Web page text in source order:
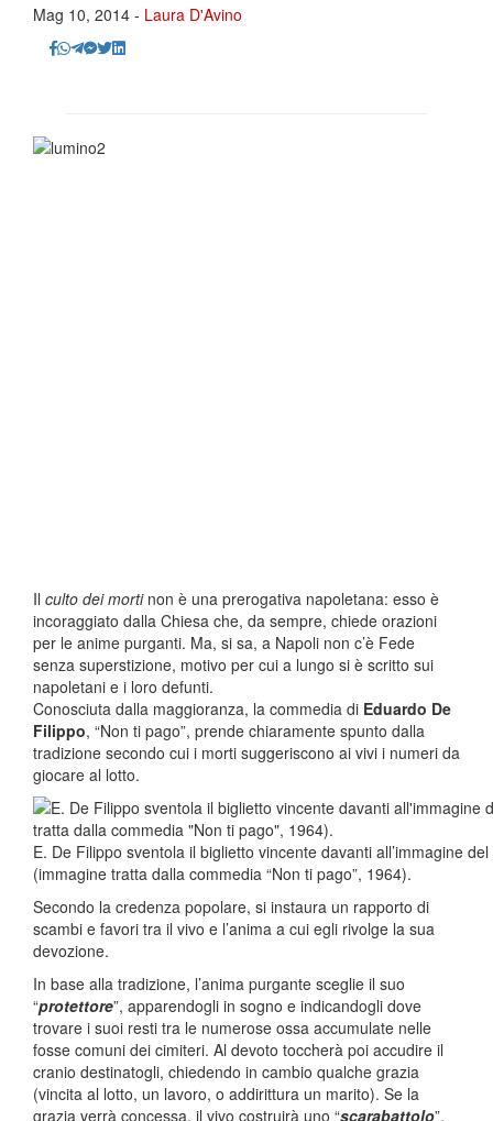
Mag 10, 2014 - Laura D'Avino
Il culto dei mortinon è una prerogativa napoletana: esso è
incoraggiato dalla Chiesa che, da sempre, chiede orazioni
per le anime purganti. Ma, si sa, a Napoli non c’è Fede
senza superstizione, motivo per cui a lungo si è scritto sui
napoletani e i loro defunti.
Conosciuta dalla maggioranza, la commedia di Eduardo De
Filippo, “Non ti pago”, prende chiaramente spunto dalla
tradizione secondo cui i morti suggeriscono ai vivi i numeri da
giocare al lotto.
E. De Filippo sventola il biglietto vincente davanti all’immagine
(immagine tratta dalla commedia “Non ti pago”, 1964).
Secondo la credenza popolare, si instaura un rapporto di
scambi e favori tra il vivo e l’anima a cui egli rivolge la sua
devozione.
In base alla tradizione, l’anima purgante sceglie il suo
“protettore”, apparendogli in sogno e indicandogli dove
trovare i suoi resti tra le numerose ossa accumulate nelle
fosse comuni dei cimiteri. Al devoto toccherà poi accudire il
cranio destinatogli, chiedendo in cambio qualche grazia
(vincita al lotto, un lavoro, o addirittura un marito). Se la
grazia verrà concessa, il vivo costruirà uno “scarabattolo”,